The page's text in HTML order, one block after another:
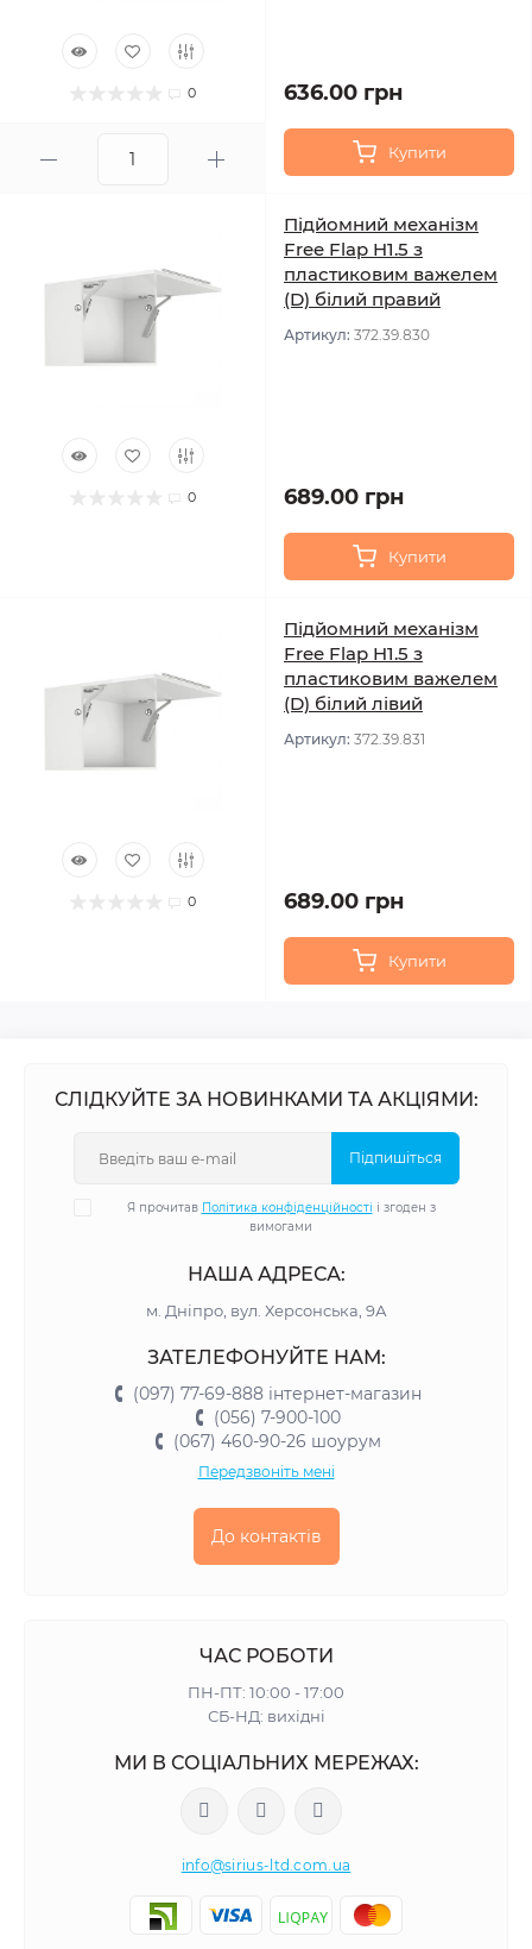
0 636.00 грн
Купити
0
Підйомний механізм
Free Flap H1.5 з
пластиковим важелем
(D) білий правий
Артикул: 372.39.830
689.00 грн
Купити
0
Підйомний механізм
Free Flap H1.5 з
пластиковим важелем
(D) білий лівий
Артикул: 372.39.831
689.00 грн
Купити
СЛІДКУЙТЕ ЗА НОВИНКАМИ ТА АКЦІЯМИ:
Підпишіться
Я прочитав Політика конфіденційності і згоден з
вимогами
НАША АДРЕСА:
м. Дніпро, вул. Херсонська, 9А
ЗАТЕЛЕФОНУЙТЕ НАМ:
(097) 77-69-888 інтернет-магазин
(056) 7-900-100
(067) 460-90-26 шоурум
Передзвоніть мені
До контактів
ЧАС РОБОТИ
ПН-ПТ: 10:00 - 17:00
СБ-НД: вихідні
МИ В СОЦІАЛЬНИХ МЕРЕЖАХ:
info@sirius-ltd.com.ua